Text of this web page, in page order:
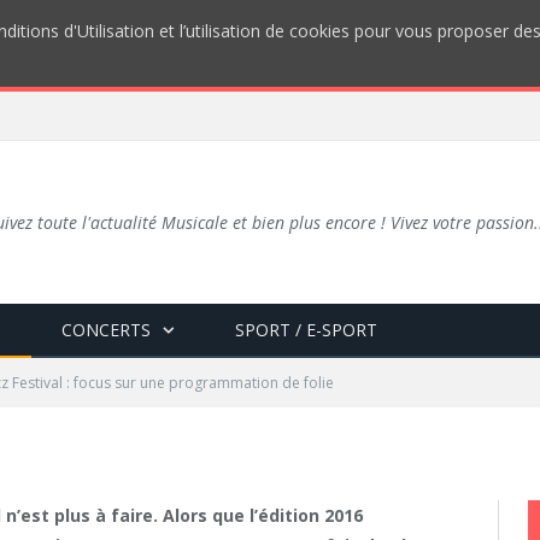
toute l'actualité Musicale et bien plus encore ! Vivez votre
CONCERTS SPORT / E-SPORT
Festival : focus sur une programmation de folie
: focus sur une
plus à faire. Alors que l’édition 2016
d'Utilisation et l’utilisation de cookies pour vous proposer